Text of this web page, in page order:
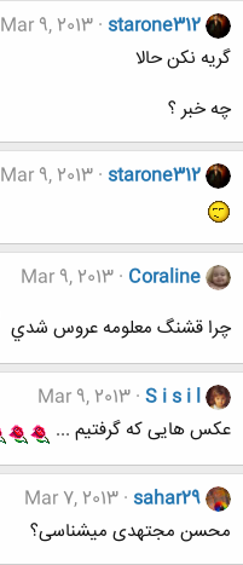
starone312
Mar 9, 2013
گریه نکن حالا
چه خبر ؟
starone312
Mar 9, 2013
Coraline
Mar 9, 2013
چرا قشنگ معلومه عروس شدي
S i s i l
Mar 9, 2013
عکس هایی که گرفتیم ...
sahar29
Mar 7, 2013
محسن مجتهدی میشناسی؟